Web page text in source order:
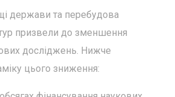
держави та перебудова
призвели до зменшення
досліджень. Нижче
цього зниження: